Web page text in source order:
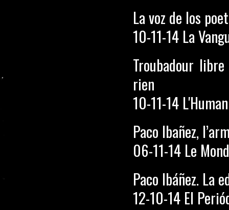
La voz de los
10-11-14 La
Troubadour
rien
10-11-14
Paco Ibañez,
06-11-14 Le
Paco Ibáñez. La
12-10-14 El